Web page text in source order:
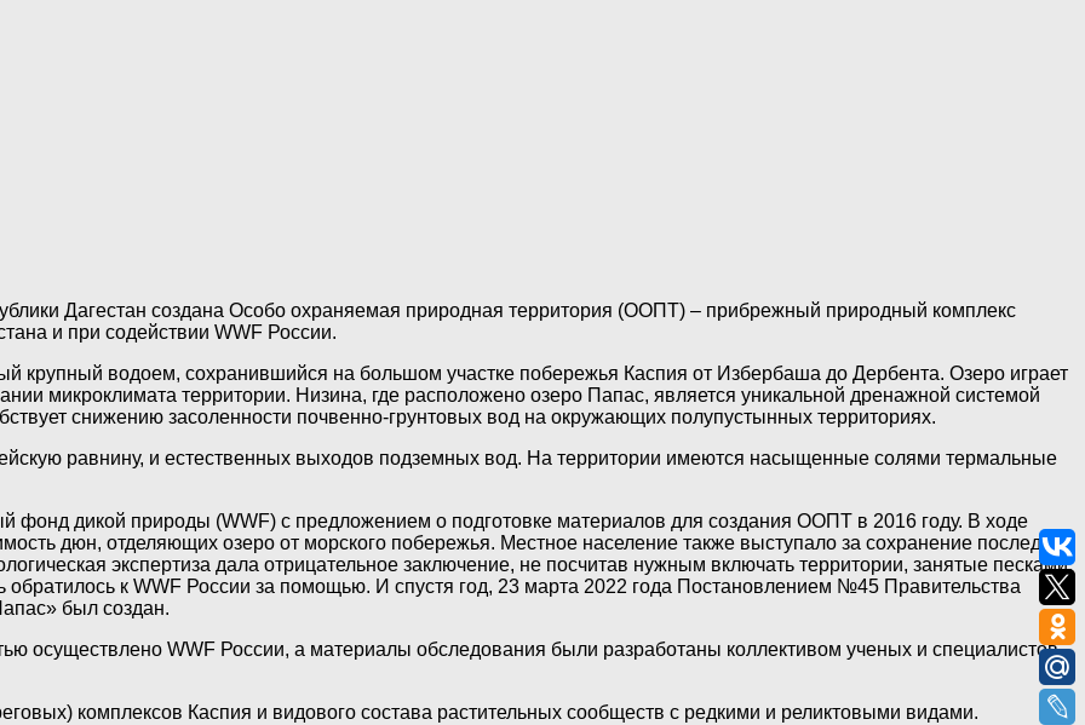
Дагестан создана Особо охраняемая природная территория (ООПТ) – прибрежный природный комплекс
и при содействии WWF России.
крупный водоем, сохранившийся на большом участке побережья Каспия от Избербаша до Дербента. Озеро играет
микроклимата территории. Низина, где расположено озеро Папас, является уникальной дренажной системой
снижению засоленности почвенно-грунтовых вод на окружающих полупустынных территориях.
равнину, и естественных выходов подземных вод. На территории имеются насыщенные солями термальные
дикой природы (WWF) с предложением о подготовке материалов для создания ООПТ в 2016 году. В ходе
дюн, отделяющих озеро от морского побережья. Местное население также выступало за сохранение последних
экспертиза дала отрицательное заключение, не посчитав нужным включать территории, занятые песками,
к WWF России за помощью. И спустя год, 23 марта 2022 года Постановлением №45 Правительства
был создан.
осуществлено WWF России, а материалы обследования были разработаны коллективом ученых и специалистов
комплексов Каспия и видового состава растительных сообществ с редкими и реликтовыми видами.